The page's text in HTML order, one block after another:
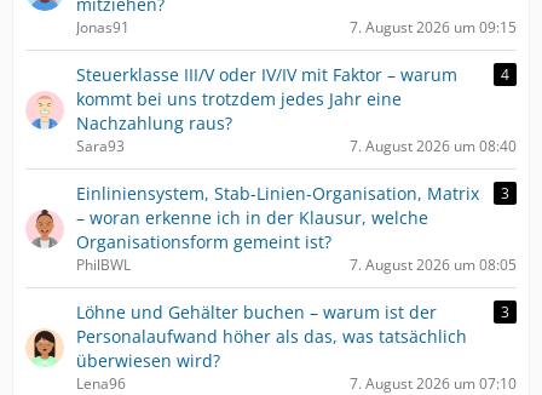
Jonas91 7. August 2026 um 09:15
Steuerklasse III/V oder IV/IV mit Faktor – warum
kommt bei uns trotzdem jedes Jahr eine
Nachzahlung raus?
4
Sara93 7. August 2026 um 08:40
Einliniensystem, Stab-Linien-Organisation, Matrix
– woran erkenne ich in der Klausur, welche
Organisationsform gemeint ist?
3
PhilBWL 7. August 2026 um 08:05
Löhne und Gehälter buchen – warum ist der
Personalaufwand höher als das, was tatsächlich
überwiesen wird?
3
Lena96 7. August 2026 um 07:10